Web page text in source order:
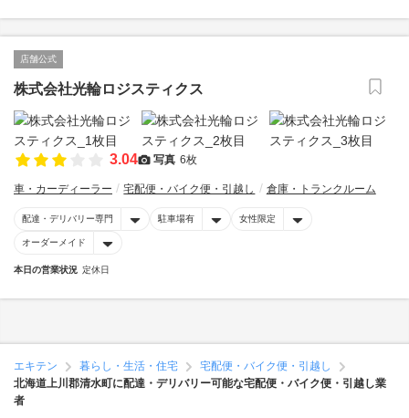
店舗公式
株式会社光輪ロジスティクス
3.04 写真 6枚
車・カーディーラー 宅配便・バイク便・引越し 倉庫・トランクルーム
配達・デリバリー専門 駐車場有 女性限定
オーダーメイド
本日の営業状況 定休日
エキテン 暮らし・生活・住宅
宅配便・バイク便・引越し
北海道上川郡清水町に配達・デリバリー可能な宅配便・バイク便・引越し業
者